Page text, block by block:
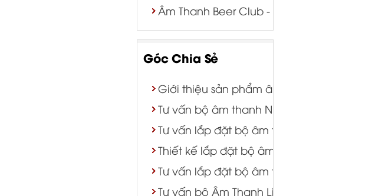
Âm Thanh Beer Club - Bar - Tiệc Cưới
Góc Chia Sẻ
Giới thiệu sản phẩm âm thanh - ánh sáng
Tư vấn bộ âm thanh Nhà Thờ
Tư vấn lắp đặt bộ âm thanh karaoke
Thiết kế lắp đặt bộ âm thanh hội trường
Tư vấn lắp đặt bộ âm thanh nhà hàng
Tư vấn bộ Âm Thanh Live Stream